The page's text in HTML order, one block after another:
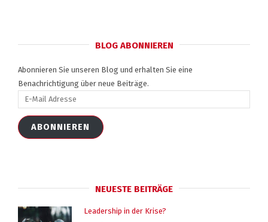
BLOG ABONNIEREN
Abonnieren Sie unseren Blog und erhalten Sie eine
Benachrichtigung über neue Beiträge.
Mail
AdresseABONNIEREN
NEUESTE BEITRÄGE
Leadership in der Krise?